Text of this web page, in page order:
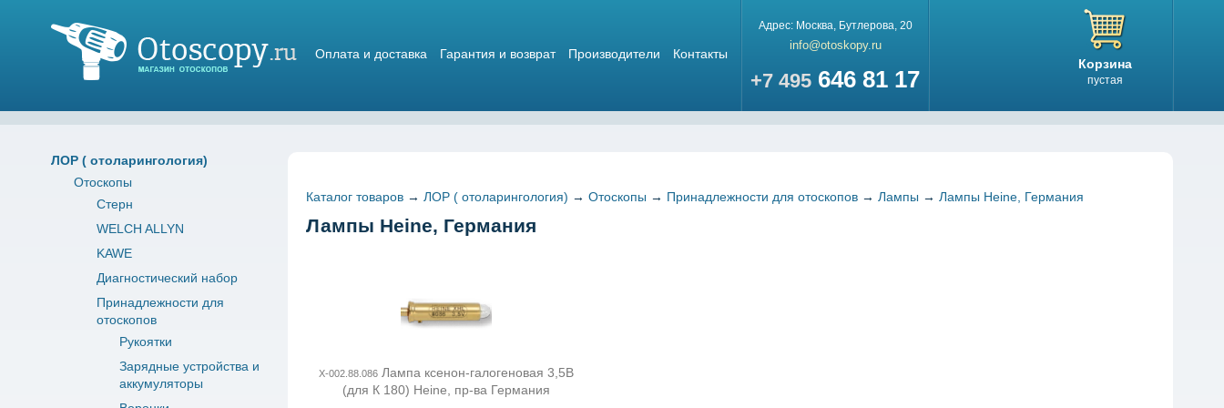
Оплата и доставка Гарантия и возврат Производители Контакты
Адрес: Москва, Бутлерова, 20
info@otoskopy.ru
+7 495 646 81 17
Корзина
пустая
ЛОР ( отоларингология)
Отоскопы
Стерн
WELCH ALLYN
KAWE
Диагностический набор
Принадлежности для
отоскопов
Рукоятки
Зарядные устройства и
аккумуляторы
Каталог товаров → ЛОР ( отоларингология) → Отоскопы → Принадлежности для отоскопов → Лампы → Лампы Heine, Германия
Лампы Heine, Германия
Х-002.88.086Лампа ксенон-галогеновая 3,5В
(для К 180) Heine, пр-ва Германия